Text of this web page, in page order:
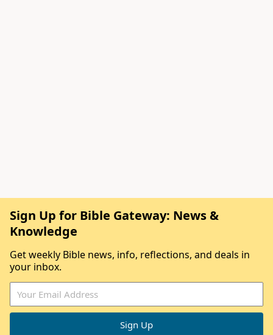
Sign Up for Bible Gateway: News &
Knowledge
Get weekly Bible news, info, reflections, and deals in
your inbox.